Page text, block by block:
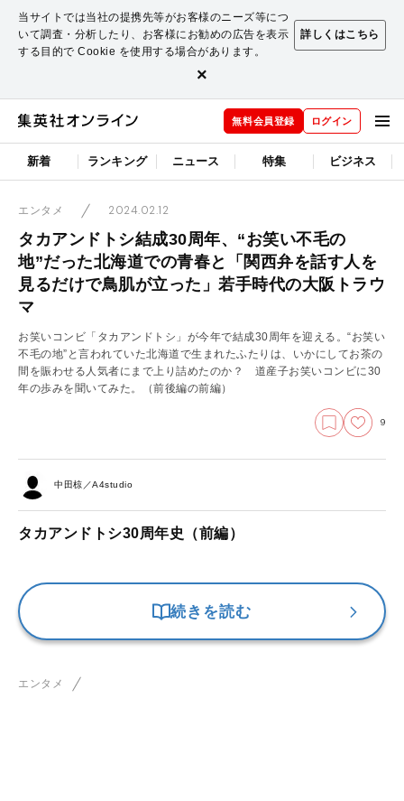
当サイトでは当社の提携先等がお客様のニーズ等につ
いて調査・分析したり、お客様にお勧めの広告を表示
する目的で Cookie を使用する場合があります。
詳しくはこちら
×
無料会員登録 ログイン
新着 ランキング ニュース 特集 ビジネス
エンタメ 2024.02.12
タカアンドトシ結成30周年、“お笑い不毛の
地”だった北海道での青春と「関西弁を話す人を
見るだけで鳥肌が立った」若手時代の大阪トラウ
マ
お笑いコンビ「タカアンドトシ」が今年で結成30周年を迎える。“お笑い
不毛の地”と言われていた北海道で生まれたふたりは、いかにしてお茶の
間を賑わせる人気者にまで上り詰めたのか？ 道産子お笑いコンビに30
年の歩みを聞いてみた。（前後編の前編）
9
中田椋／A4studio
タカアンドトシ30周年史（前編）
続きを読む
エンタメ